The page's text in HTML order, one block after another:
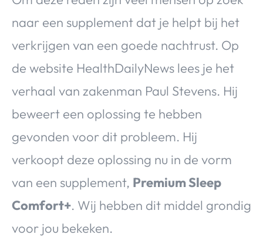
naar een supplement dat je helpt bij het
verkrijgen van een goede nachtrust. Op
de website HealthDailyNews lees je het
verhaal van zakenman Paul Stevens. Hij
beweert een oplossing te hebben
gevonden voor dit probleem. Hij
verkoopt deze oplossing nu in de vorm
van een supplement, Premium Sleep
Comfort+. Wij hebben dit middel grondig
voor jou bekeken.